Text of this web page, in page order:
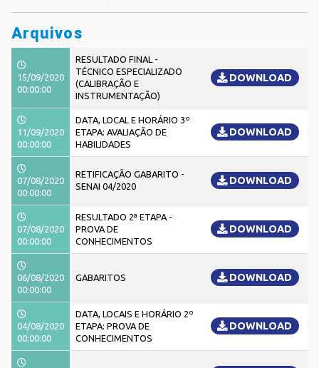
Arquivos
15/09/2020
00:00:00
RESULTADO FINAL -
TÉCNICO ESPECIALIZADO
(CALIBRAÇÃO E
INSTRUMENTAÇÃO)
DOWNLOAD
11/09/2020
00:00:00
DATA, LOCAL E HORÁRIO 3º
ETAPA: AVALIAÇÃO DE
HABILIDADES
DOWNLOAD
07/08/2020
00:00:00
RETIFICAÇÃO GABARITO -
SENAI 04/2020
DOWNLOAD
07/08/2020
00:00:00
RESULTADO 2ª ETAPA -
PROVA DE
CONHECIMENTOS
DOWNLOAD
06/08/2020
00:00:00
GABARITOS DOWNLOAD
04/08/2020
00:00:00
DATA, LOCAIS E HORÁRIO 2º
ETAPA: PROVA DE
CONHECIMENTOS
DOWNLOAD